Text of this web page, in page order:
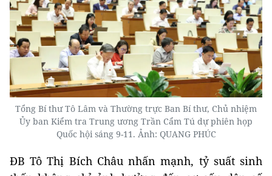
Tổng Bí thư Tô Lâm và Thường trực Ban Bí thư, Chủ nhiệm
Ủy ban Kiểm tra Trung ương Trần Cẩm Tú dự phiên họp
Quốc hội sáng 9-11. Ảnh: QUANG PHÚC
ĐB Tô Thị Bích Châu nhấn mạnh, tỷ suất sinh